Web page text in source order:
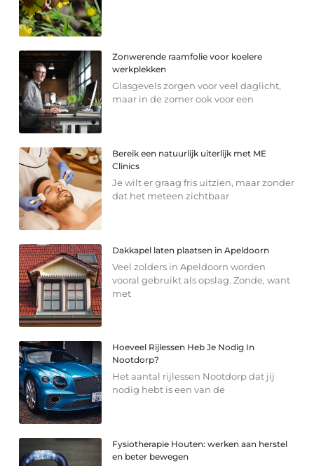
Zonwerende raamfolie voor koelere
werkplekken
Glasgevels zorgen voor veel daglicht,
maar in de zomer ook voor een
Bereik een natuurlijk uiterlijk met ME
Clinics
Je wilt er graag fris uitzien, maar zonder
dat het meteen zichtbaar
Dakkapel laten plaatsen in Apeldoorn
Veel zolders in Apeldoorn worden
vooral gebruikt als opslag. Zonde, want
met
Hoeveel Rijlessen Heb Je Nodig In
Nootdorp?
Het aantal rijlessen Nootdorp dat jij
nodig hebt is een van de
Fysiotherapie Houten: werken aan herstel
en beter bewegen